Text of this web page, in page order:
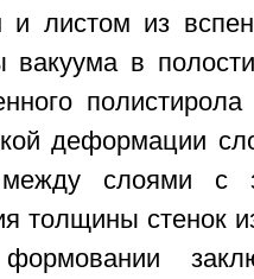
листом из
вакуума в
деформации
между слоями с
толщины стенок